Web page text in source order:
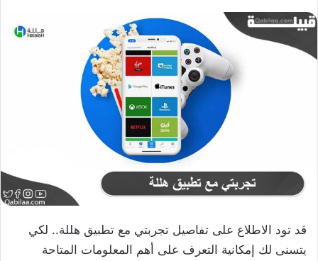
قد تود الاطلاع على تفاصيل تجربتي مع تطبيق هللة.. لكي
يتسنى لك إمكانية التعرف على أهم المعلومات المتاحة